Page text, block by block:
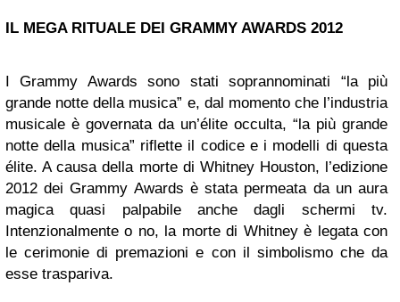
IL MEGA RITUALE DEI GRAMMY AWARDS 2012
I Grammy Awards sono stati soprannominati “la più
grande notte della musica” e, dal momento che l’industria
musicale è governata da un’élite occulta, “la più grande
notte della musica” riflette il codice e i modelli di questa
élite. A causa della morte di Whitney Houston, l’edizione
2012 dei Grammy Awards è stata permeata da un aura
magica quasi palpabile anche dagli schermi tv.
Intenzionalmente o no, la morte di Whitney è legata con
le cerimonie di premazioni e con il simbolismo che da
esse traspariva.